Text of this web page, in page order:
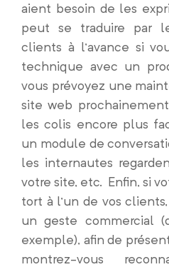
aient besoin de les
peut se traduire par
clients à l’avance si
technique avec un
vous prévoyez une
site web
les colis encore plus
un module de
les internautes
votre site, etc. Enfin, si
tort à l’un de vos
un geste commercial
exemple), afin de
montrez-vous